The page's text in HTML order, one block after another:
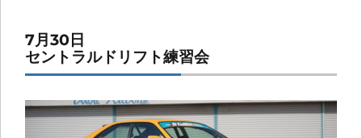
7月30日
セントラルドリフト練習会